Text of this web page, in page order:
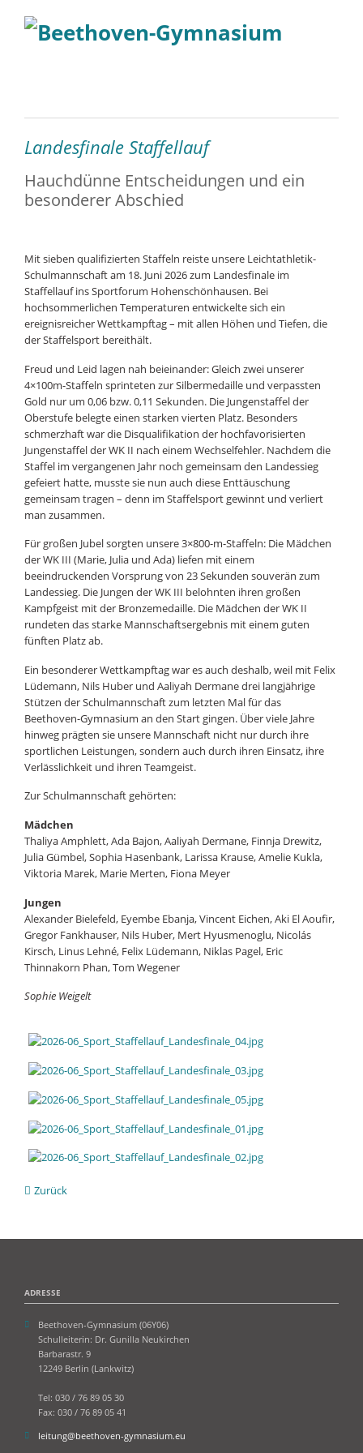
Landesfinale Staffellauf
Hauchdünne Entscheidungen und ein
besonderer Abschied
Mit sieben qualifizierten Staffeln reiste unsere Leichtathletik-
Schulmannschaft am 18. Juni 2026 zum Landesfinale im
Staffellauf ins Sportforum Hohenschönhausen. Bei
hochsommerlichen Temperaturen entwickelte sich ein
ereignisreicher Wettkampftag – mit allen Höhen und Tiefen, die
der Staffelsport bereithält.
Freud und Leid lagen nah beieinander: Gleich zwei unserer
4×100m-Staffeln sprinteten zur Silbermedaille und verpassten
Gold nur um 0,06 bzw. 0,11 Sekunden. Die Jungenstaffel der
Oberstufe belegte einen starken vierten Platz. Besonders
schmerzhaft war die Disqualifikation der hochfavorisierten
Jungenstaffel der WK II nach einem Wechselfehler. Nachdem die
Staffel im vergangenen Jahr noch gemeinsam den Landessieg
gefeiert hatte, musste sie nun auch diese Enttäuschung
gemeinsam tragen – denn im Staffelsport gewinnt und verliert
man zusammen.
Für großen Jubel sorgten unsere 3×800-m-Staffeln: Die Mädchen
der WK III (Marie, Julia und Ada) liefen mit einem
beeindruckenden Vorsprung von 23 Sekunden souverän zum
Landessieg. Die Jungen der WK III belohnten ihren großen
Kampfgeist mit der Bronzemedaille. Die Mädchen der WK II
rundeten das starke Mannschaftsergebnis mit einem guten
fünften Platz ab.
Ein besonderer Wettkampftag war es auch deshalb, weil mit Felix
Lüdemann, Nils Huber und Aaliyah Dermane drei langjährige
Stützen der Schulmannschaft zum letzten Mal für das
Beethoven-Gymnasium an den Start gingen. Über viele Jahre
hinweg prägten sie unsere Mannschaft nicht nur durch ihre
sportlichen Leistungen, sondern auch durch ihren Einsatz, ihre
Verlässlichkeit und ihren Teamgeist.
Zur Schulmannschaft gehörten:
Mädchen
Thaliya Amphlett, Ada Bajon, Aaliyah Dermane, Finnja Drewitz,
Julia Gümbel, Sophia Hasenbank, Larissa Krause, Amelie Kukla,
Viktoria Marek, Marie Merten, Fiona Meyer
Jungen
Alexander Bielefeld, Eyembe Ebanja, Vincent Eichen, Aki El Aoufir,
Gregor Fankhauser, Nils Huber, Mert Hyusmenoglu, Nicolás
Kirsch, Linus Lehné, Felix Lüdemann, Niklas Pagel, Eric
Thinnakorn Phan, Tom Wegener
Sophie Weigelt
Zurück
ADRESSE
Beethoven-Gymnasium (06Y06)
Schulleiterin: Dr. Gunilla Neukirchen
Barbarastr. 9
12249 Berlin (Lankwitz)
Tel: 030 / 76 89 05 30
Fax: 030 / 76 89 05 41
leitung@beethoven-gymnasium.eu